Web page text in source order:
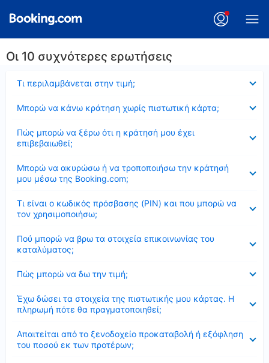
Οι 10 συχνότερες ερωτήσεις
Τι περιλαμβάνεται στην τιμή;
Μπορώ να κάνω κράτηση χωρίς πιστωτική κάρτα;
Πώς μπορώ να ξέρω ότι η κράτησή μου έχει
επιβεβαιωθεί;
Μπορώ να ακυρώσω ή να τροποποιήσω την κράτησή
μου μέσω της Booking.com;
Τι είναι ο κωδικός πρόσβασης (PIN) και που μπορώ να
τον χρησιμοποιήσω;
Πού μπορώ να βρω τα στοιχεία επικοινωνίας του
καταλύματος;
Πώς μπορώ να δω την τιμή;
Έχω δώσει τα στοιχεία της πιστωτικής μου κάρτας. Η
πληρωμή πότε θα πραγματοποιηθεί;
Απαιτείται από το ξενοδοχείο προκαταβολή ή εξόφληση
του ποσού εκ των προτέρων;